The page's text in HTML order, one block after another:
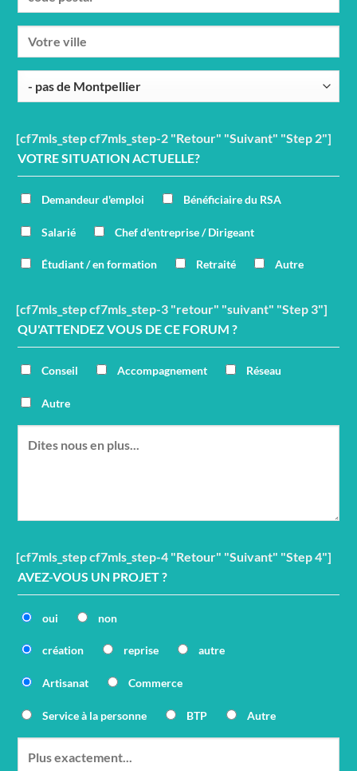
[cf7mls_step cf7mls_step-2 "Retour" "Suivant" "Step 2"]
VOTRE SITUATION ACTUELLE?
Demandeur d'emploi Bénéficiaire du RSA
Salarié Chef d'entreprise / Dirigeant
Étudiant / en formation Retraité Autre
[cf7mls_step cf7mls_step-3 "retour" "suivant" "Step 3"]
QU'ATTENDEZ VOUS DE CE FORUM ?
Conseil Accompagnement Réseau
Autre
[cf7mls_step cf7mls_step-4 "Retour" "Suivant" "Step 4"]
AVEZ-VOUS UN PROJET ?
oui non
création reprise autre
Artisanat Commerce
Service à la personne BTP Autre